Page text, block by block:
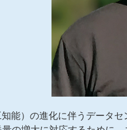
能）の進化に伴うデータ